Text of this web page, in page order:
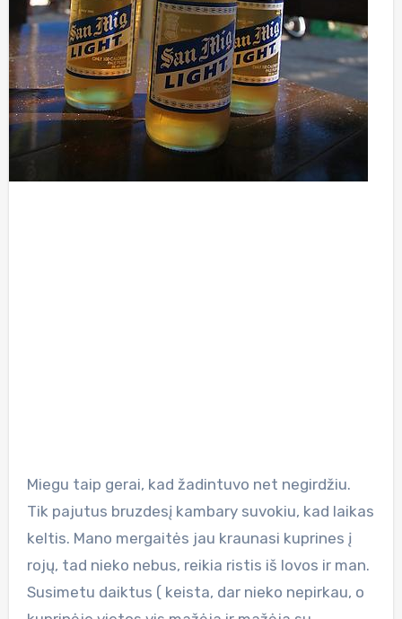
Miegu taip gerai, kad žadintuvo net negirdžiu.
Tik pajutus bruzdesį kambary suvokiu, kad laikas
keltis. Mano mergaitės jau kraunasi kuprines į
rojų, tad nieko nebus, reikia ristis iš lovos ir man.
Susimetu daiktus ( keista, dar nieko nepirkau, o